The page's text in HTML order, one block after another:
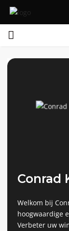
Conrad
Welkom bij
hoogwaardige
Verbeter uw